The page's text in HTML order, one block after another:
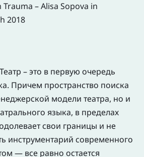
– Alisa Sopova in
2018
– это в первую очередь
Причем пространство поиска
модели театра, но и
языка, в пределах
свои границы и не
инструментарий современного
— все равно остается